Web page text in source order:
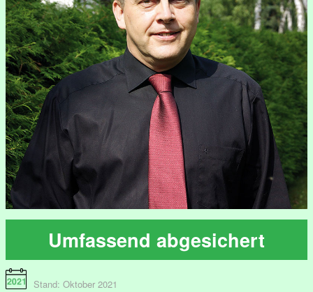
Umfassend abgesichert
Stand: Oktober 2021